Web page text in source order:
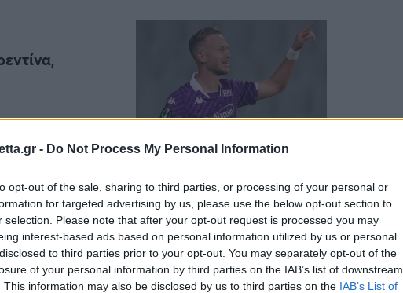
- Do Not Process My Personal Information
opt-out of the sale, sharing to third parties, or processing of your personal or
for targeted advertising by us, please use the below opt-out section to
selection. Please note that after your opt-out request is processed you may
interest-based ads based on personal information utilized by us or personal
to third parties prior to your opt-out. You may separately opt-out of the
of your personal information by third parties on the IAB’s list of downstream
This information may also be disclosed by us to third parties on the IAB’s List of
μισή